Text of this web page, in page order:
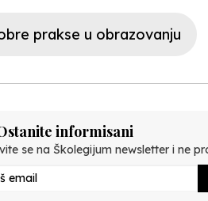
prakse u obrazovanju
informisani
se na Školegijum newsletter i ne